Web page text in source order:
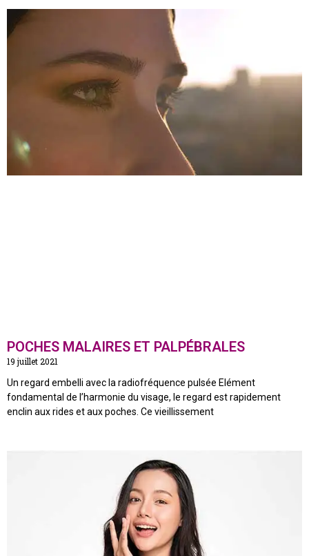
POCHES MALAIRES ET PALPÉBRALES
19 juillet 2021
Un regard embelli avec la radiofréquence pulsée Elément
fondamental de l’harmonie du visage, le regard est rapidement
enclin aux rides et aux poches. Ce vieillissement